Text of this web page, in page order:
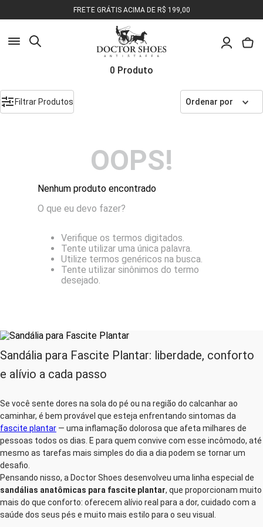
FRETE GRÁTIS ACIMA DE R$ 199,00
Pesquisa
Olá, o que você deseja encontrar?
0 Produto
Filtrar Produtos Ordenar por
OOPS!
Nenhum produto encontrado
O que eu devo fazer?
Verifique os termos digitados.
Tente utilizar uma única palavra.
Utilize termos genéricos na busca.
Tente utilizar sinônimos do termo
desejado.
Sandália para Fascite Plantar: liberdade, conforto
e alívio a cada passo
Se você sente dores na sola do pé ou na região do calcanhar ao
caminhar, é bem provável que esteja enfrentando sintomas da
fascite plantar — uma inflamação dolorosa que afeta milhares de
pessoas todos os dias. E para quem convive com esse incômodo, até
mesmo as tarefas mais simples do dia a dia podem se tornar um
desafio.
Pensando nisso, a Doctor Shoes desenvolveu uma linha especial de
sandálias anatômicas para fascite plantar, que proporcionam muito
mais do que conforto: oferecem alívio real para a dor, cuidado com a
saúde dos seus pés e muito mais estilo para o seu visual.